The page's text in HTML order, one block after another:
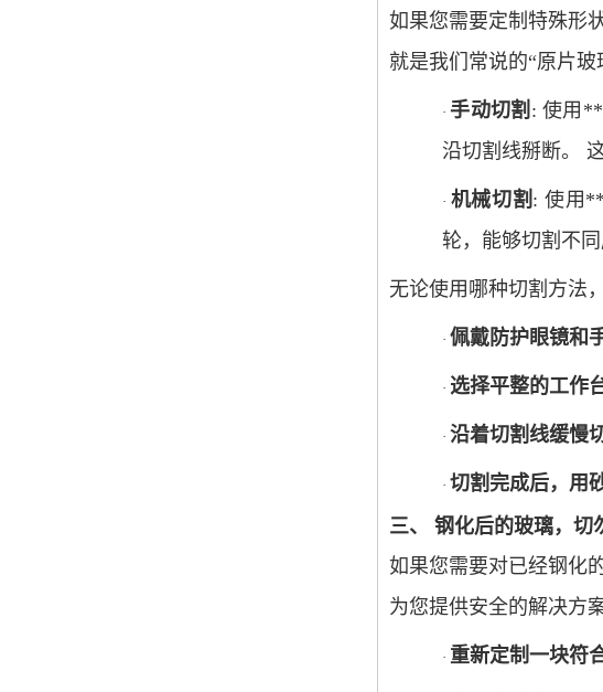
如果您需要定制特殊形
就是我们常说的“原片玻
· 手动切割 : 使用
沿切割线掰断。
· 机械切割 : 使用
轮，能够切割不同
无论使用哪种切割方法
· 佩戴防护眼镜和
· 选择平整的工作
· 沿着切割线缓慢
· 切割完成后，用
三、
钢化后的玻璃，切
如果您需要对已经钢化
为您提供安全的解决方
· 重新定制一块符